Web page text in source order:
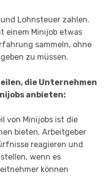
Lohnsteuer zahlen.
einem Minijob etwas
sammeln, ohne
zu müssen.
die Unternehmen
anbieten:
von Minijobs ist die
bieten. Arbeitgeber
reagieren und
wenn es
können